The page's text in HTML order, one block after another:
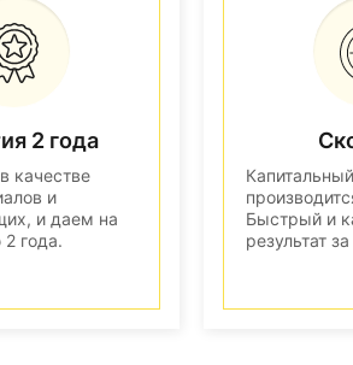
2 года
качестве
и
и даем на
2 года.
Быстрый и
результат